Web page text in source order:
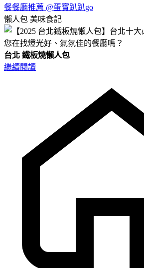
餐餐廳推薦 @蛋寶趴趴go
懶人包 美味食記
您在找燈光好、氣氛佳的餐廳嗎？
台北 鐵板燒懶人包
繼續閱讀